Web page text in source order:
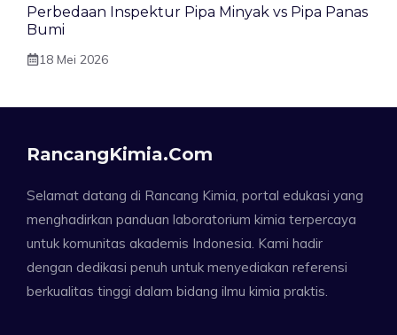
Perbedaan Inspektur Pipa Minyak vs Pipa Panas
Bumi
18 Mei 2026
RancangKimia.com
Selamat datang di Rancang Kimia, portal edukasi yang
menghadirkan panduan laboratorium kimia terpercaya
untuk komunitas akademis Indonesia. Kami hadir
dengan dedikasi penuh untuk menyediakan referensi
berkualitas tinggi dalam bidang ilmu kimia praktis.